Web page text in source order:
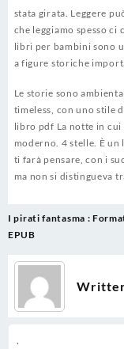
.
stata girata. Leggere
che leggiamo spesso ci
libri per bambini sono
a figure storiche
Le storie sono
timeless, con uno stile
libro pdf La notte in
moderno. 4 stelle. È
ti farà pensare, con i
ma non si distingueva
Post
navigation
I pirati fantasma :
EPUB